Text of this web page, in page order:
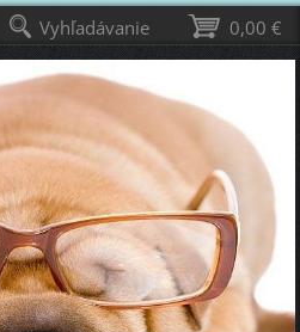
0,00 €
Vyhľadávanie